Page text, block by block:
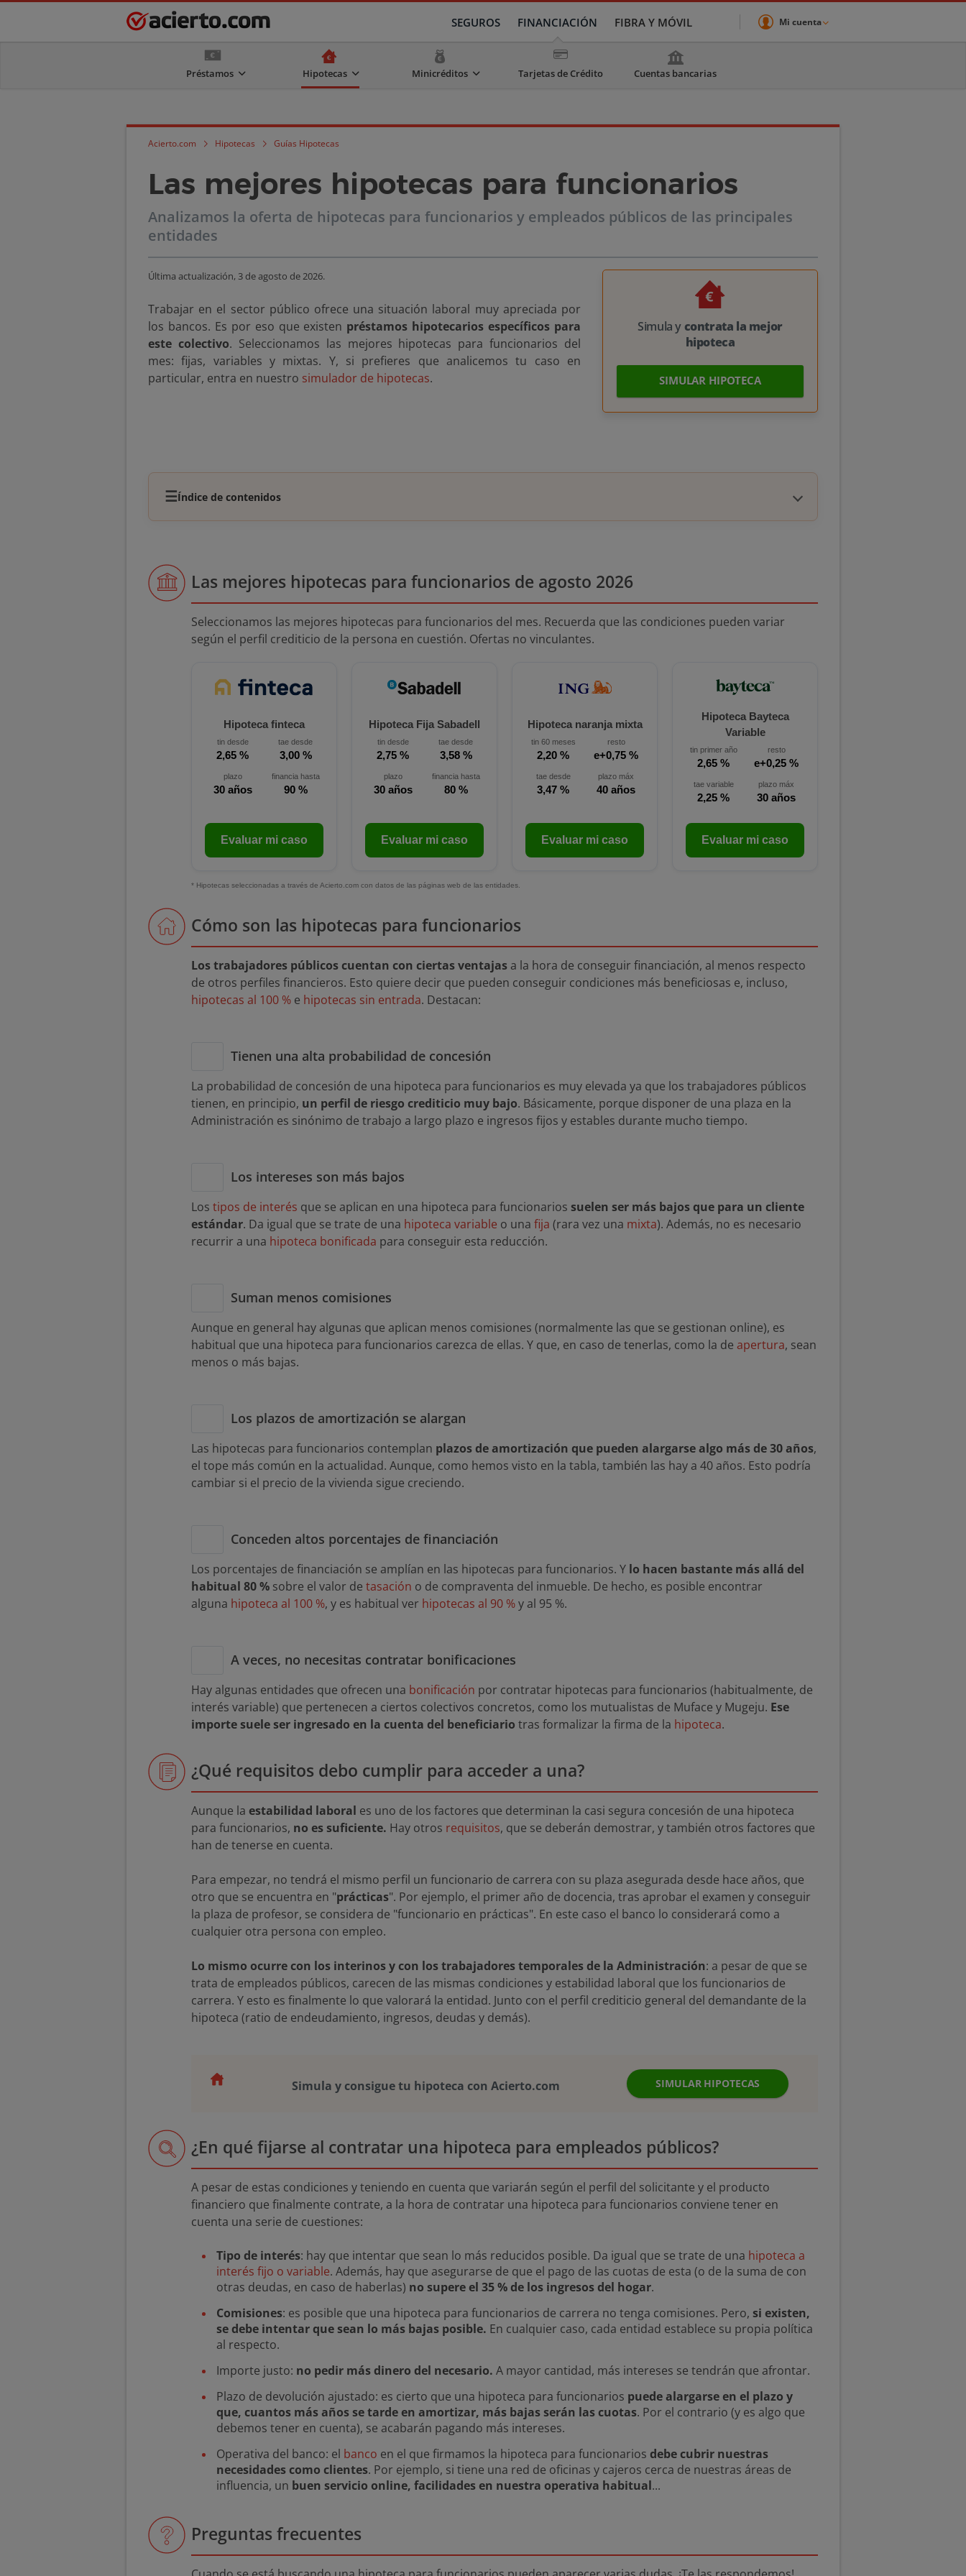
SEGUROS FINANCIACIÓN FIBRA Y MÓVIL Mi cuenta
Préstamos Hipotecas Minicréditos Tarjetas de Crédito Cuentas bancarias
Acierto.com Hipotecas Guías Hipotecas
Las mejores hipotecas para funcionarios
Analizamos la oferta de hipotecas para funcionarios y empleados públicos de las principales
entidades
Simula ycontrata la mejor
hipoteca
SIMULAR HIPOTECA
Última actualización, 3 de agosto de 2026.
Trabajar en el sector público ofrece una situación laboral muy apreciada por
los bancos. Es por eso que existen préstamos hipotecarios específicos para
este colectivo. Seleccionamos las mejores hipotecas para funcionarios del
mes: fijas, variables y mixtas. Y, si prefieres que analicemos tu caso en
particular, entra en nuestro simulador de hipotecas.
☰Índice de contenidos
Las mejores hipotecas para funcionarios de agosto 2026
Seleccionamos las mejores hipotecas para funcionarios del mes. Recuerda que las condiciones pueden variar
según el perfil crediticio de la persona en cuestión. Ofertas no vinculantes.
Hipoteca finteca
tin desde
2,65 %
tae desde
3,00 %
plazo
30 años
financia hasta
90 %
Evaluar mi caso
Hipoteca Fija Sabadell
tin desde
2,75 %
tae desde
3,58 %
plazo
30 años
financia hasta
80 %
Evaluar mi caso
Hipoteca naranja mixta
tin 60 meses
2,20 %
resto
e+0,75 %
tae desde
3,47 %
plazo máx
40 años
Evaluar mi caso
Hipoteca Bayteca
Variable
tin primer año
2,65 %
resto
e+0,25 %
tae variable
2,25 %
plazo máx
30 años
Evaluar mi caso
* Hipotecas seleccionadas a través de Acierto.com con datos de las páginas web de las entidades.
Cómo son las hipotecas para funcionarios
Los trabajadores públicos cuentan con ciertas ventajas a la hora de conseguir financiación, al menos respecto
de otros perfiles financieros. Esto quiere decir que pueden conseguir condiciones más beneficiosas e, incluso,
hipotecas al 100 % e hipotecas sin entrada. Destacan:
Tienen una alta probabilidad de concesión
La probabilidad de concesión de una hipoteca para funcionarios es muy elevada ya que los trabajadores públicos
tienen, en principio, un perfil de riesgo crediticio muy bajo. Básicamente, porque disponer de una plaza en la
Administración es sinónimo de trabajo a largo plazo e ingresos fijos y estables durante mucho tiempo.
Los intereses son más bajos
Los tipos de interés que se aplican en una hipoteca para funcionarios suelen ser más bajos que para un cliente
estándar. Da igual que se trate de una hipoteca variable o una fija (rara vez una mixta). Además, no es necesario
recurrir a una hipoteca bonificada para conseguir esta reducción.
Suman menos comisiones
Aunque en general hay algunas que aplican menos comisiones (normalmente las que se gestionan online), es
habitual que una hipoteca para funcionarios carezca de ellas. Y que, en caso de tenerlas, como la de apertura, sean
menos o más bajas.
Los plazos de amortización se alargan
Las hipotecas para funcionarios contemplan plazos de amortización que pueden alargarse algo más de 30 años,
el tope más común en la actualidad. Aunque, como hemos visto en la tabla, también las hay a 40 años. Esto podría
cambiar si el precio de la vivienda sigue creciendo.
Conceden altos porcentajes de financiación
Los porcentajes de financiación se amplían en las hipotecas para funcionarios. Y lo hacen bastante más allá del
habitual 80 % sobre el valor de tasación o de compraventa del inmueble. De hecho, es posible encontrar
alguna hipoteca al 100 %, y es habitual ver hipotecas al 90 %y al 95 %.
A veces, no necesitas contratar bonificaciones
Hay algunas entidades que ofrecen una bonificación por contratar hipotecas para funcionarios (habitualmente, de
interés variable) que pertenecen a ciertos colectivos concretos, como los mutualistas de Muface y Mugeju. Ese
importe suele ser ingresado en la cuenta del beneficiario tras formalizar la firma de la hipoteca.
¿Qué requisitos debo cumplir para acceder a una?
Aunque la estabilidad laboral es uno de los factores que determinan la casi segura concesión de una hipoteca
para funcionarios, no es suficiente. Hay otros requisitos, que se deberán demostrar, y también otros factores que
han de tenerse en cuenta.
Para empezar, no tendrá el mismo perfil un funcionario de carrera con su plaza asegurada desde hace años, que
otro que se encuentra en "prácticas". Por ejemplo, el primer año de docencia, tras aprobar el examen y conseguir
la plaza de profesor, se considera de "funcionario en prácticas". En este caso el banco lo considerará como a
cualquier otra persona con empleo.
Lo mismo ocurre con los interinos y con los trabajadores temporales de la Administración: a pesar de que se
trata de empleados públicos, carecen de las mismas condiciones y estabilidad laboral que los funcionarios de
carrera. Y esto es finalmente lo que valorará la entidad. Junto con el perfil crediticio general del demandante de la
hipoteca (ratio de endeudamiento, ingresos, deudas y demás).
Simula y consigue tu hipoteca con Acierto.com SIMULAR HIPOTECAS
¿En qué fijarse al contratar una hipoteca para empleados públicos?
A pesar de estas condiciones y teniendo en cuenta que variarán según el perfil del solicitante y el producto
financiero que finalmente contrate, a la hora de contratar una hipoteca para funcionarios conviene tener en
cuenta una serie de cuestiones:
Tipo de interés: hay que intentar que sean lo más reducidos posible. Da igual que se trate de una hipoteca a
interés fijo o variable. Además, hay que asegurarse de que el pago de las cuotas de esta (o de la suma de con
otras deudas, en caso de haberlas) no supere el 35 % de los ingresos del hogar.
Comisiones: es posible que una hipoteca para funcionarios de carrera no tenga comisiones. Pero, si existen,
se debe intentar que sean lo más bajas posible. En cualquier caso, cada entidad establece su propia política
al respecto.
Importe justo: no pedir más dinero del necesario. A mayor cantidad, más intereses se tendrán que afrontar.
Plazo de devolución ajustado: es cierto que una hipoteca para funcionarios puede alargarse en el plazo y
que, cuantos más años se tarde en amortizar, más bajas serán las cuotas. Por el contrario (y es algo que
debemos tener en cuenta), se acabarán pagando más intereses.
Operativa del banco: el banco en el que firmamos la hipoteca para funcionarios debe cubrir nuestras
necesidades como clientes. Por ejemplo, si tiene una red de oficinas y cajeros cerca de nuestras áreas de
influencia, un buen servicio online, facilidades en nuestra operativa habitual...
Preguntas frecuentes